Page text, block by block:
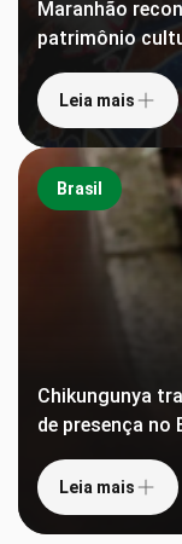
Maranhão
patrimônio
Leia mais
Brasil
Chikungunya
de presença no
Leia mais